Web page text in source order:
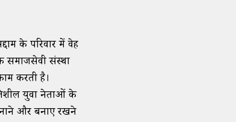
के परिवार में वेह
समाजसेवी संस्था
करती है।
युवा नेताओं के
और बनाए रखने